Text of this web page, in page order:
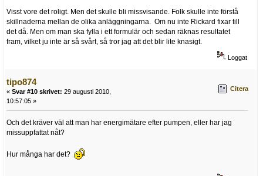
Visst vore det roligt. Men det skulle bli missvisande. Folk skulle inte förstå
skillnaderna mellan de olika anläggningarna. Om nu inte Rickard fixar till
det då. Men om man ska fylla i ett formulär och sedan räknas resultatet
fram, vilket ju inte är så svårt, så tror jag att det blir lite knasigt.
Loggat
tipo874
« Svar #10 skrivet: 29 augusti 2010,
10:57:05 »
Citera
Och det kräver väl att man har energimätare efter pumpen, eller har jag
missuppfattat nåt?
Hur många har det?